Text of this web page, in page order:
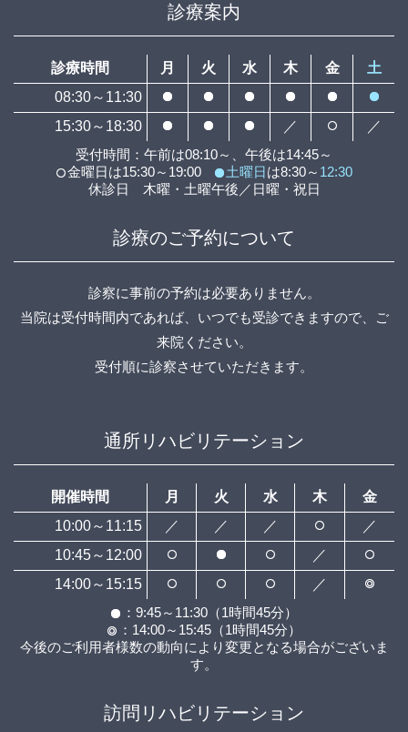
診療案内
診療時間 月 火 水 木 金
土
08:30～11:30
15:30～18:30
／
／
受付時間：午前は08:10～、午後は14:45～
金曜日は15:30～19:00
土曜日は8:30～ 12:30
休診日 木曜・土曜午後／日曜・祝日
診療のご予約について
診察に事前の予約は必要ありません。
当院は受付時間内であれば、いつでも受診できますので、ご
来院ください。
受付順に診察させていただきます。
通所リハビリテーション
開催時間 月 火 水 木
金
10:00～11:15
／ ／ ／
／
10:45～12:00
／
14:00～15:15
／
：9:45～11:30（1時間45分）
：14:00～15:45（1時間45分）
今後のご利用者様数の動向により変更となる場合がございま
す。
訪問リハビリテーション